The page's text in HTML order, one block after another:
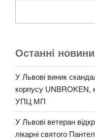
Останні новини
У Львові виник
корпусу UNBROKEN,
УПЦ МП
У Львові ветеран
лікарні святого